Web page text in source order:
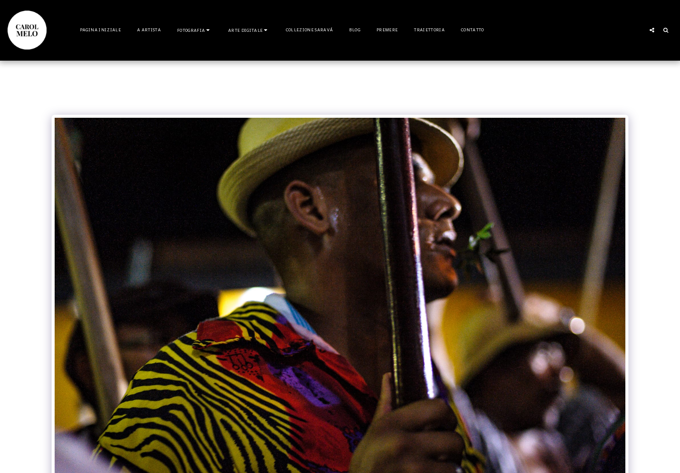
PAGINA INIZIALE A ARTISTA FOTOGRAFIA ARTE DIGITALE COLLEZIONE SARAVÁ BLOG PREMERE TRAIETTORIA CONTATTO